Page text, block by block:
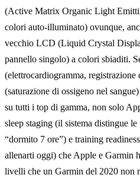
(Active Matrix Organic Light
colori auto-illuminato) ovunque,
vecchio LCD (Liquid Crystal
pannello singolo) a colori sbiaditi.
(elettrocardiogramma,
(saturazione di ossigeno nel
su tutti i top di gamma, non solo
sleep staging (il sistema distingue
“dormito 7 ore”) e training
allenarti oggi) che Apple e Garmin
livelli che un Garmin del 2020 non